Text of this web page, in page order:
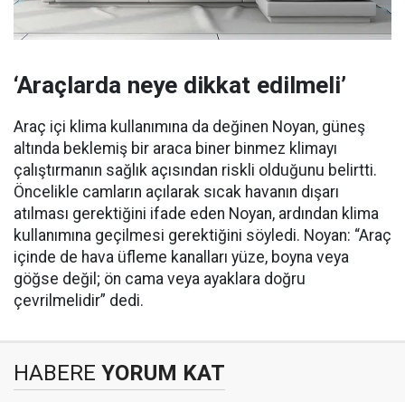
‘Araçlarda neye dikkat edilmeli’
Araç içi klima kullanımına da değinen Noyan, güneş
altında beklemiş bir araca biner binmez klimayı
çalıştırmanın sağlık açısından riskli olduğunu belirtti.
Öncelikle camların açılarak sıcak havanın dışarı
atılması gerektiğini ifade eden Noyan, ardından klima
kullanımına geçilmesi gerektiğini söyledi. Noyan: “Araç
içinde de hava üfleme kanalları yüze, boyna veya
göğse değil; ön cama veya ayaklara doğru
çevrilmelidir” dedi.
HABERE YORUM KAT